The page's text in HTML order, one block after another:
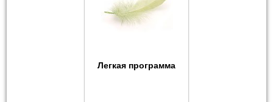
Легкая программа